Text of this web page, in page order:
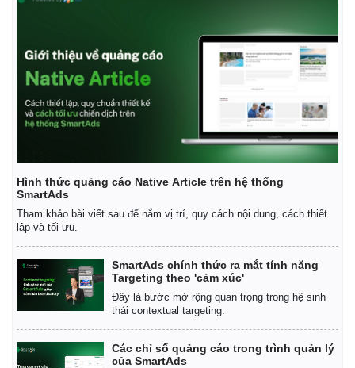
Hình thức quảng cáo Native Article trên hệ thống
SmartAds
Tham khảo bài viết sau để nắm vị trí, quy cách nội dung, cách thiết
lập và tối ưu.
SmartAds chính thức ra mắt tính năng
Targeting theo 'cảm xúc'
Đây là bước mở rộng quan trọng trong hệ sinh
thái contextual targeting.
Các chỉ số quảng cáo trong trình quản lý
của SmartAds